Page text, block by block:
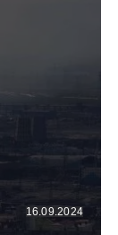
16.09.2024